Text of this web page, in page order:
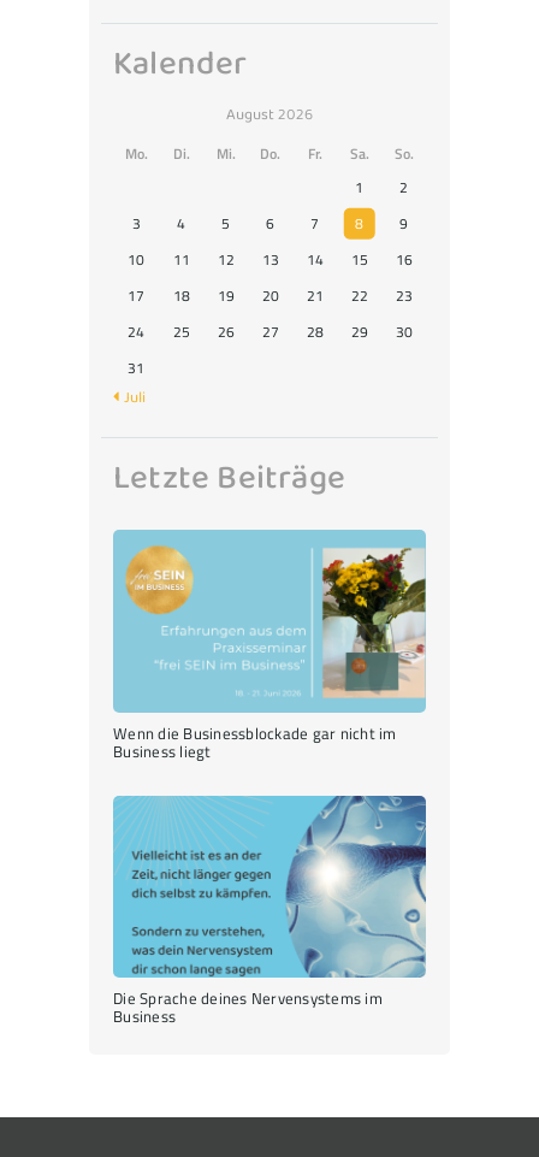
Kalender
August 2026
Mo. Di. Mi. Do. Fr. Sa.
So.
1
2
3
4 5 6 7 8
9
10
11 12 13 14 15
16
17
18 19 20 21 22
23
24
25 26 27 28 29
30
31
« Juli
Letzte Beiträge
Wenn die Businessblockade gar nicht im
Business liegt
Die Sprache deines Nervensystems im
Business